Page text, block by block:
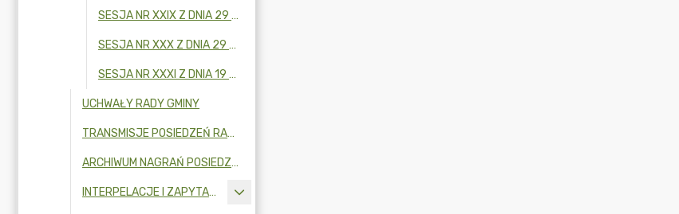
SESJA NR XXIX Z DNIA 29 MAJA 2026 R.
SESJA NR XXX Z DNIA 29 MAJA 2026 R.
SESJA NR XXXI Z DNIA 19 CZERWCA 2026 R.
UCHWAŁY RADY GMINY
TRANSMISJE POSIEDZEŃ RADY GMINY
ARCHIWUM NAGRAŃ POSIEDZEŃ RADY GMINY
INTERPELACJE I ZAPYTANIA RADNYCH